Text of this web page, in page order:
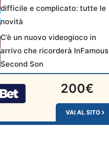
difficile e complicato: tutte le
novità
C’è un nuovo videogioco in
arrivo che ricorderà InFamous
Second Son
200€
VAI AL SITO